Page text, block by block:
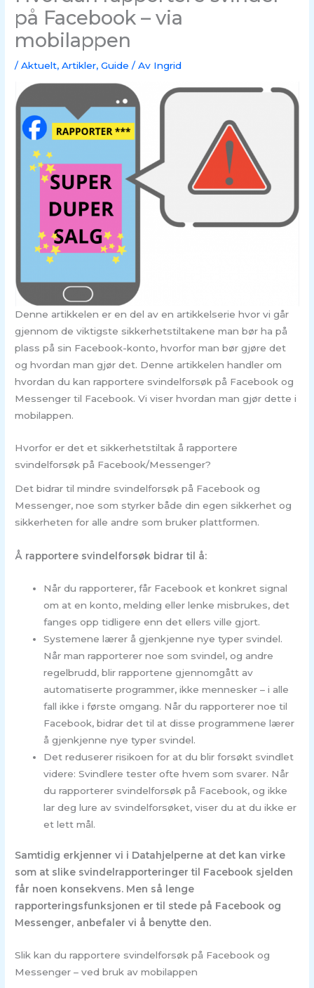
på Facebook – via
mobilappen
/Aktuelt,Artikler,Guide / Av Ingrid
Denne artikkelen er en del av en artikkelserie hvor vi går
gjennom de viktigste sikkerhetstiltakene man bør ha på
plass på sin Facebook-konto, hvorfor man bør gjøre det
og hvordan man gjør det. Denne artikkelen handler om
hvordan du kan rapportere svindelforsøk på Facebook og
Messenger til Facebook. Vi viser hvordan man gjør dette i
mobilappen.
Hvorfor er det et sikkerhetstiltak å rapportere
svindelforsøk på Facebook/Messenger?
Det bidrar til mindre svindelforsøk på Facebook og
Messenger, noe som styrker både din egen sikkerhet og
sikkerheten for alle andre som bruker plattformen.
Å rapportere svindelforsøk bidrar til å:
Når du rapporterer, får Facebook et konkret signal
om at en konto, melding eller lenke misbrukes, det
fanges opp tidligere enn det ellers ville gjort.
Systemene lærer å gjenkjenne nye typer svindel.
Når man rapporterer noe som svindel, og andre
regelbrudd, blir rapportene gjennomgått av
automatiserte programmer, ikke mennesker – i alle
fall ikke i første omgang. Når du rapporterer noe til
Facebook, bidrar det til at disse programmene lærer
å gjenkjenne nye typer svindel.
Det reduserer risikoen for at du blir forsøkt svindlet
videre: Svindlere tester ofte hvem som svarer. Når
du rapporterer svindelforsøk på Facebook, og ikke
lar deg lure av svindelforsøket, viser du at du ikke er
et lett mål.
Samtidig erkjenner vi i Datahjelperne at det kan virke
som at slike svindelrapporteringer til Facebook sjelden
får noen konsekvens. Men så lenge
rapporteringsfunksjonen er til stede på Facebook og
Messenger, anbefaler vi å benytte den.
Slik kan du rapportere svindelforsøk på Facebook og
Messenger – ved bruk av mobilappen